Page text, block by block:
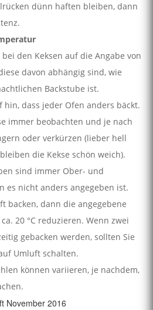
dünn haften bleiben, dann
den Keksen auf die Angabe von
davon abhängig sind, wie
Backstube ist.
dass jeder Ofen anders bäckt.
immer beobachten und je nach
oder verkürzen (lieber hell
die Kekse schön weich).
sind immer Ober- und
es nicht anders angegeben ist.
backen, dann die angegebene
20 °C reduzieren. Wenn zwei
gebacken werden, sollten Sie
Umluft schalten.
können variieren, je nachdem,
November 2016